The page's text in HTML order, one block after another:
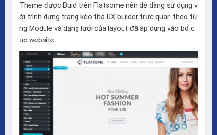
Theme được Buid trên Flatsome nên dễ dàng sử dụng v
ới trình dựng trang kéo thả UX builder trực quan theo từ
ng Module và dạng lưới của layout đã áp dụng vào bố c
ục website.